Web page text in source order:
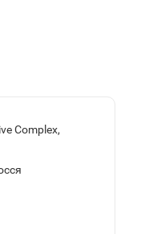
Complex,